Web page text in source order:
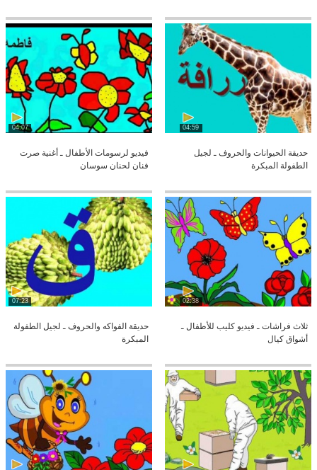
04:59
حديقة الحيوانات والحروف ـ لجيل
الطفولة المبكرة
04:07
فيديو لرسومات الأطفال ـ أغنية صرت
فنان لحنان سوسان
02:38
ثلاث فراشات ـ فيديو كليب للأطفال ـ
أشواق كيال
07:23
حديقة الفواكه والحروف ـ لجيل الطفولة
المبكرة